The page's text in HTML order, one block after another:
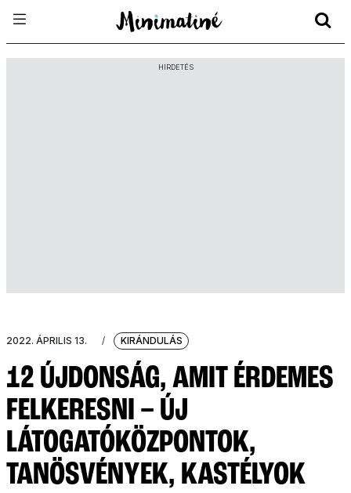
HIRDETÉS
2022. ÁPRILIS 13. / KIRÁNDULÁS
12 ÚJDONSÁG, AMIT ÉRDEMES
FELKERESNI – ÚJ
LÁTOGATÓKÖZPONTOK,
TANÖSVÉNYEK, KASTÉLYOK